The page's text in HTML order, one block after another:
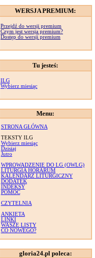
WERSJA PREMIUM:
Przejdź do wersji premium
Czym jest wersja premium?
Dostęp do wersji premium
Tu jesteś:
ILG
Wybierz miesiąc
Menu:
STRONA GŁÓWNA
TEKSTY ILG
Wybierz miesiąc
Dzisiaj
Jutro
WPROWADZENIE DO LG (OWLG)
LITURGIA HORARUM
KALENDARZ LITURGICZNY
DODATEK
INDEKSY
POMOC
CZYTELNIA
ANKIETA
LINKI
WASZE LISTY
CO NOWEGO?
gloria24.pl poleca: